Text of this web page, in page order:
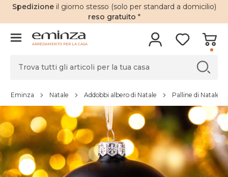
Spedizione il giorno stesso (solo per standard a domicilio)
reso gratuito *
ARREDAMENTO PER LA CASA
Eminza Natale Addobbi albero di Natale Palline di Natale